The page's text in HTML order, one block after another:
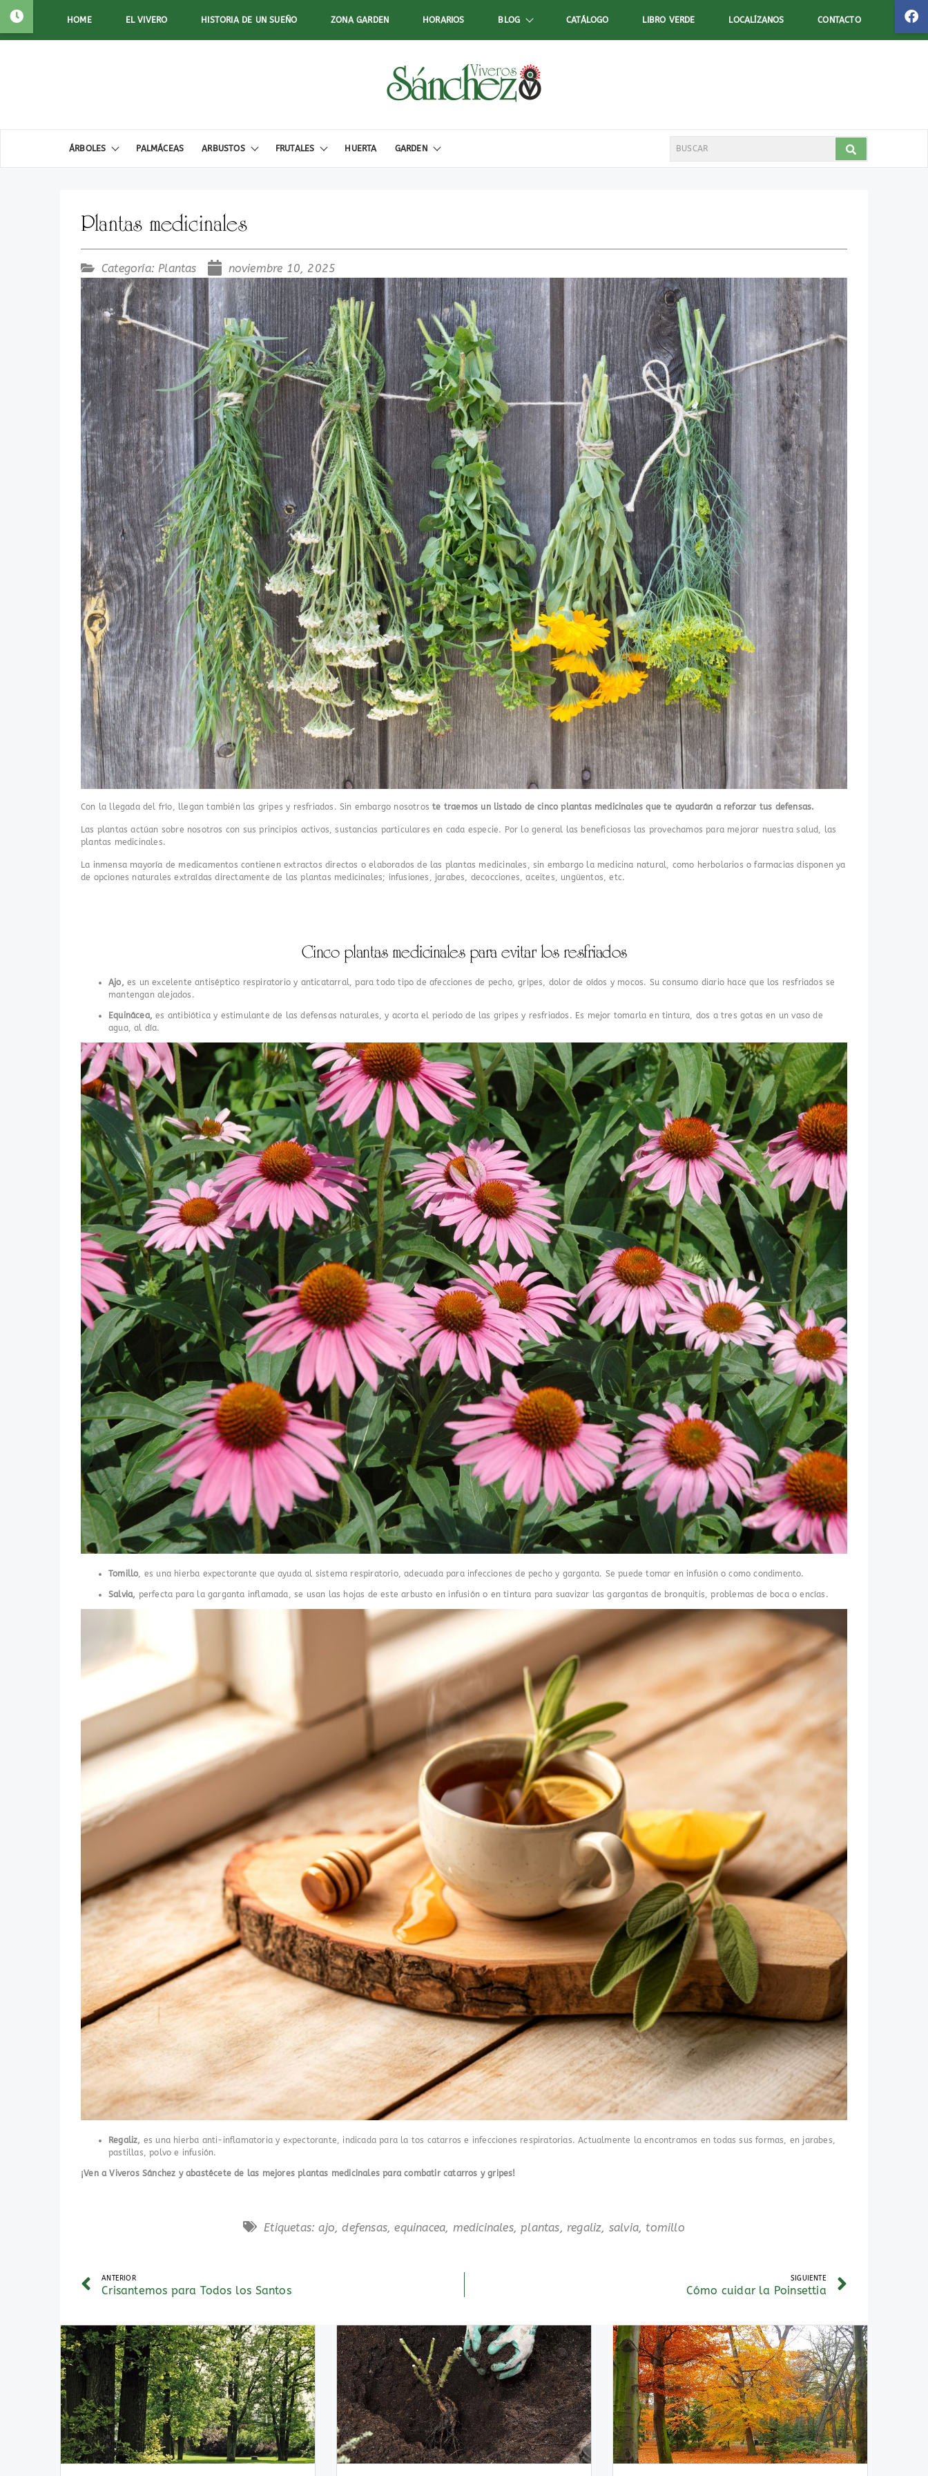
HOME EL VIVERO HISTORIA DE UN SUEÑO ZONA GARDEN HORARIOS BLOG CATÁLOGO LIBRO VERDE LOCALÍZANOS CONTACTO
ÁRBOLES PALMÁCEAS ARBUSTOS FRUTALES HUERTA GARDEN
Plantas medicinales
Categoría:Plantas noviembre 10, 2025
Con la llegada del frío, llegan también las gripes y resfriados. Sin embargo nosotros te traemos un listado de cinco plantas medicinales que te ayudarán a reforzar tus defensas.
Las plantas actúan sobre nosotros con sus principios activos, sustancias particulares en cada especie. Por lo general las beneficiosas las provechamos para mejorar nuestra salud, las
plantas medicinales.
La inmensa mayoría de medicamentos contienen extractos directos o elaborados de las plantas medicinales, sin embargo la medicina natural, como herbolarios o farmacias disponen ya
de opciones naturales extraídas directamente de las plantas medicinales; infusiones, jarabes, decocciones, aceites, ungüentos, etc.
Cinco plantas medicinales para evitar los resfriados
Ajo, es un excelente antiséptico respiratorio y anticatarral, para todo tipo de afecciones de pecho, gripes, dolor de oídos y mocos. Su consumo diario hace que los resfriados se
mantengan alejados.
Equinácea, es antibiótica y estimulante de las defensas naturales, y acorta el periodo de las gripes y resfriados. Es mejor tomarla en tintura, dos a tres gotas en un vaso de
agua, al día.
Tomillo, es una hierba expectorante que ayuda al sistema respiratorio, adecuada para infecciones de pecho y garganta. Se puede tomar en infusión o como condimento.
Salvia, perfecta para la garganta inflamada, se usan las hojas de este arbusto en infusión o en tintura para suavizar las gargantas de bronquitis, problemas de boca o encías.
Regaliz, es una hierba anti-inflamatoria y expectorante, indicada para la tos catarros e infecciones respiratorias. Actualmente la encontramos en todas sus formas, en jarabes,
pastillas, polvo e infusión.
¡Ven a Viveros Sánchez y abastécete de las mejores plantas medicinales para combatir catarros y gripes!
Etiquetas:ajo,defensas,equinacea, medicinales, plantas, regaliz, salvia,tomillo
ANTERIOR
Crisantemos para Todos los Santos
SIGUIENTE
Cómo cuidar la Poinsettia